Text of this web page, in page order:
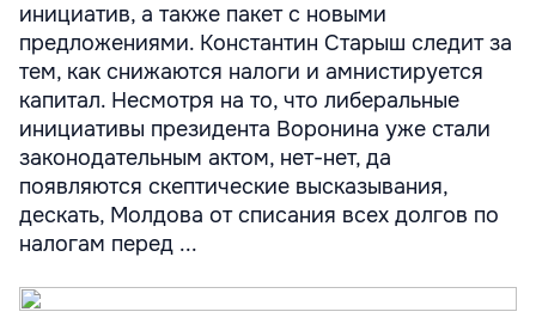
инициатив, а также пакет с новыми
предложениями. Константин Старыш следит за
тем, как снижаются налоги и амнистируется
капитал. Несмотря на то, что либеральные
инициативы президента Воронина уже стали
законодательным актом, нет-нет, да
появляются скептические высказывания,
дескать, Молдова от списания всех долгов по
налогам перед ...